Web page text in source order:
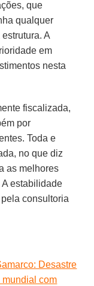
que
qualquer
A
em
nesta
fiscalizada,
por
Toda e
no que diz
as melhores
estabilidade
consultoria
Desastre
mundial com